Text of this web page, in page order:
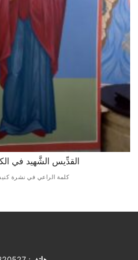
القدِّيس الشَّهيد في
كلمة الراعي في نشرة